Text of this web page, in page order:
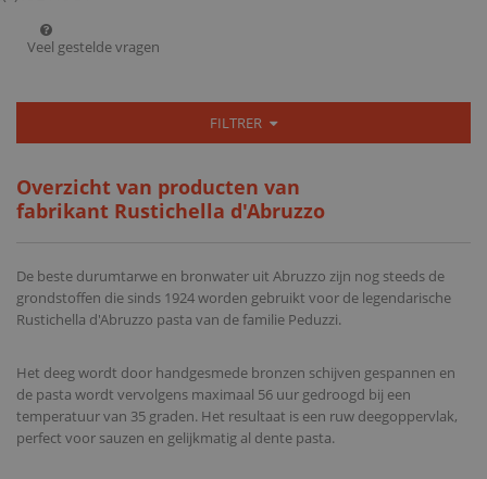
Veel gestelde vragen
FILTRER
Overzicht van producten van
fabrikant Rustichella d'Abruzzo
De beste durumtarwe en bronwater uit Abruzzo zijn nog steeds de
grondstoffen die sinds 1924 worden gebruikt voor de legendarische
Rustichella d'Abruzzo pasta van de familie Peduzzi.
Het deeg wordt door handgesmede bronzen schijven gespannen en
de pasta wordt vervolgens maximaal 56 uur gedroogd bij een
temperatuur van 35 graden. Het resultaat is een ruw deegoppervlak,
perfect voor sauzen en gelijkmatig al dente pasta.